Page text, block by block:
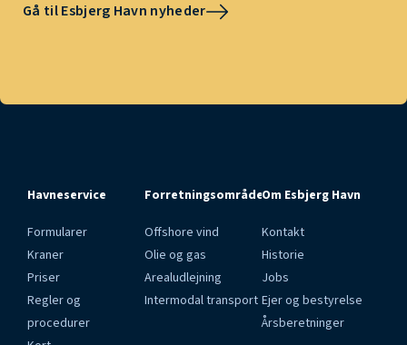
Gå til Esbjerg Havn nyheder
Havneservice
Formularer
Kraner
Priser
Regler og
procedurer
Forretningsområder
Offshore vind
Olie og gas
Arealudlejning
Intermodal transport
Om Esbjerg Havn
Kontakt
Historie
Jobs
Ejer og bestyrelse
Årsberetninger